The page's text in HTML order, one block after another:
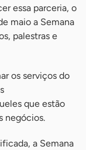
essa parceria, o
maio a Semana
palestras e
os serviços do
que estão
negócios.
a Semana